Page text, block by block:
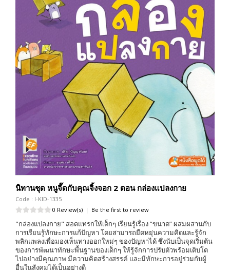
นิทานชุด หนูจี๊ดกับคุณจิ้งจอก 2 ตอน กล่องแปลงกาย
Code : I-KID-1335
0 Review(s) | Be the first to review
"กล่องแปลงกาย" สอดแทรกให้เด็กๆ เรียนรู้เรื่อง “ขนาด” ผสมผสานกับ
การเรียนรู้ทักษะการแก้ปัญหา โดยสามารถยืดหยุ่นความคิดและรู้จัก
พลิกแพลงเพื่อมองเห็นทางออกใหม่ๆ ของปัญหาได้ ซึ่งนับเป็นจุดเริ่มต้น
ของการพัฒนาทักษะพื้นฐานของเด็กๆ ให้รู้จักการปรับตัวพร้อมเติบโต
ไปอย่างมีคุณภาพ มีความคิดสร้างสรรค์ และมีทักษะการอยู่ร่วมกับผู้
อื่นในสังคมได้เป็นอย่างดี